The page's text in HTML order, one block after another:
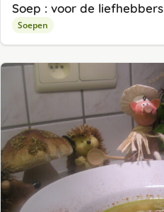
Soep : voor de liefhebbers
Soepen